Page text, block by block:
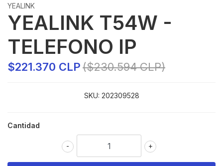
YEALINK
YEALINK T54W -
TELEFONO IP
$221.370 CLP($230.594 CLP)
SKU: 202309528
Cantidad
+
-